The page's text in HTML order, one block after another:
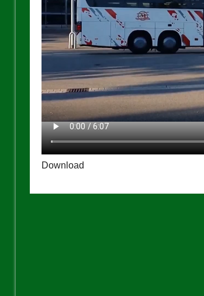
Download